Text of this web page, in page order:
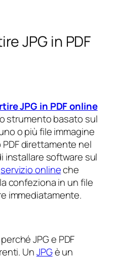
JPG in PDF
JPG in PDF online
strumento basato sul
o più file immagine
direttamente nel
installare software sul
servizio onlineche
confeziona in un file
immediatamente.
JPG e PDF
UnJPGè un